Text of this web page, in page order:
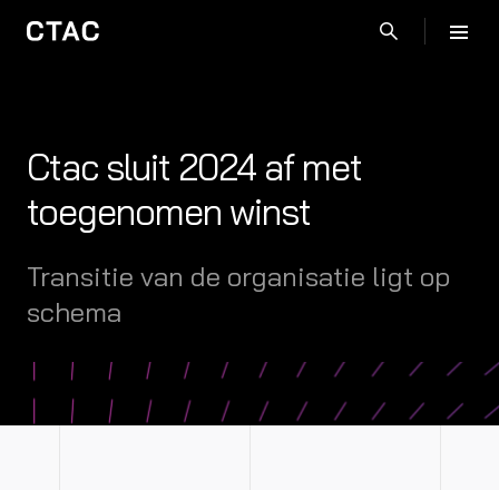
Ctac sluit 2024 af met
toegenomen winst
Transitie van de organisatie ligt op
schema